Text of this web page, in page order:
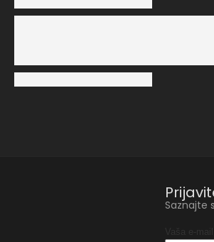
Saznajte